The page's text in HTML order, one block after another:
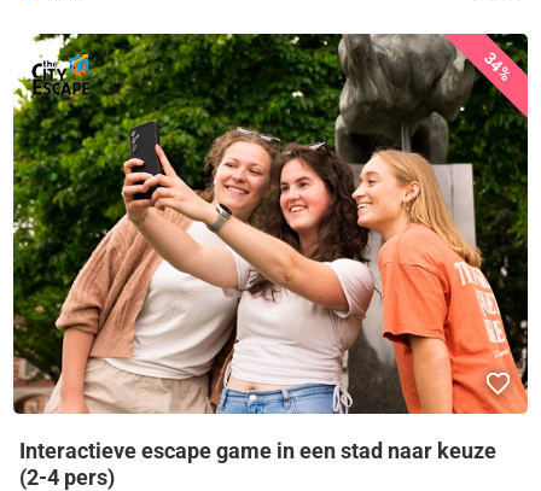
34%
Interactieve escape game in een stad naar keuze
(2-4 pers)